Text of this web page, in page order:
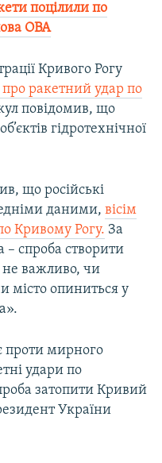
поцілили по
ОВА
Кривого Рогу
ракетний удар по
повідомив, що
гідротехнічної
що російські
даними, вісім
Кривому Рогу. За
спроба створити
не важливо, чи
місто опиниться у
проти мирного
удари по
затопити Кривий
України